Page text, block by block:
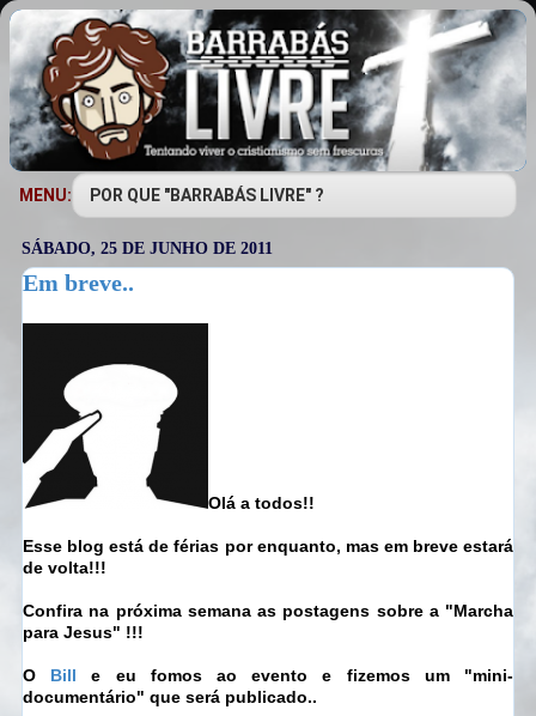
MENU:
SÁBADO, 25 DE JUNHO DE 2011
Em breve..
Olá a todos!!
Esse blog está de férias por enquanto, mas em breve estará
de volta!!!
Confira na próxima semana as postagens sobre a "Marcha
para Jesus" !!!
O Bill e eu fomos ao evento e fizemos um "mini-
documentário" que será publicado..